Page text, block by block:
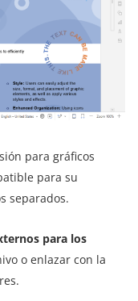
para gráficos
para su
separados.
para los
o enlazar con la